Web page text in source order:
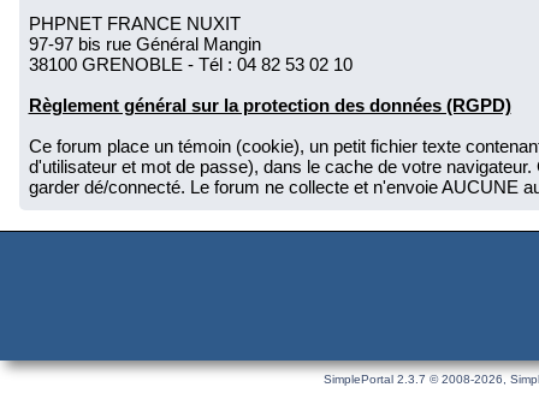
PHPNET FRANCE NUXIT
97-97 bis rue Général Mangin
38100 GRENOBLE - Tél : 04 82 53 02 10
Règlement général sur la protection des données (RGPD)
Ce forum place un témoin (cookie), un petit fichier texte
d'utilisateur et mot de passe), dans le cache de votre
garder dé/connecté. Le forum ne collecte et n'envoie AUCUNE
SimplePortal 2.3.7 © 2008-2026,